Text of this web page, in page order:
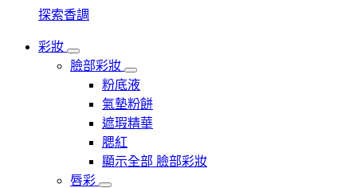
探索香調
彩妝
臉部彩妝
粉底液
氣墊粉餅
遮瑕精華
腮紅
顯示全部 臉部彩妝
唇彩